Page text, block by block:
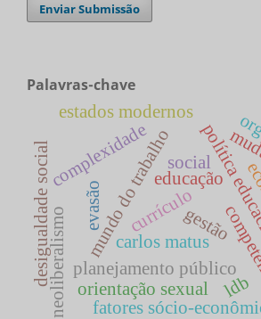
Enviar Submissão
Palavras-chave
educação
mundo do trabalhopolítica
planejamento público
carlos matusgestão
complexidade
estados modernos
neoliberalismo
social
desigualdade social ldb
currículo
orientação sexual
evasão
fatores sócio-